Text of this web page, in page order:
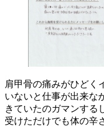
肩甲骨の痛みがひどく
いないと仕事が出来な
きていたのガマンする
受けただけでも体の辛